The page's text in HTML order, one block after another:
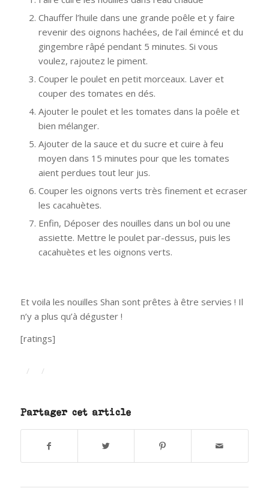
Chauffer l’huile dans une grande poêle et y faire
revenir des oignons hachées, de l’ail émincé et du
gingembre râpé pendant 5 minutes. Si vous
voulez, rajoutez le piment.
Couper le poulet en petit morceaux. Laver et
couper des tomates en dés.
Ajouter le poulet et les tomates dans la poêle et
bien mélanger.
Ajouter de la sauce et du sucre et cuire à feu
moyen dans 15 minutes pour que les tomates
aient perdues tout leur jus.
Couper les oignons verts très finement et ecraser
les cacahuètes.
Enfin, Déposer des nouilles dans un bol ou une
assiette. Mettre le poulet par-dessus, puis les
cacahuètes et les oignons verts.
Et voila les nouilles Shan sont prêtes à être servies ! Il
n’y a plus qu’à déguster !
[ratings]
/ /
Partager cet article